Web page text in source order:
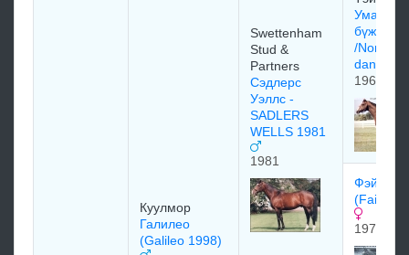
Куулмор
Галилео
(Galileo 1998)
Swettenham
Stud &
Partners
Сэдлерс
Уэллс -
SADLERS
WELLS 1981
1981
Умардын
бүжигчин
/Northern
dancer/
1961
Фэйри
(Fairy
1975